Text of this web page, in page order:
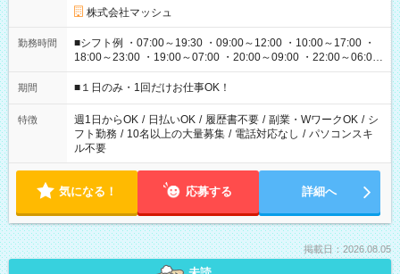
株式会社マッシュ
勤務時間
■シフト例 ・07:00～19:30 ・09:00～12:00 ・10:00～17:00 ・
18:00～23:00 ・19:00～07:00 ・20:00～09:00 ・22:00～06:00
etc ★最短で3時間で5,120円のお仕事から 15時間で2万円近く稼
げるお仕事も！ ご希望のお時間に合わせてご紹介！ ※シフトは
ください！
期間 ■１日のみ・1回だけお仕事OK！
特徴 週1日からOK / 日払いOK / 履歴書不要 / 副業・WワークOK / シ
フト勤務 / 10名以上の大量募集 / 電話対応なし / パソコンスキ
ル不要
気になる！ 応募する 詳細へ
掲載日：2026.08.05